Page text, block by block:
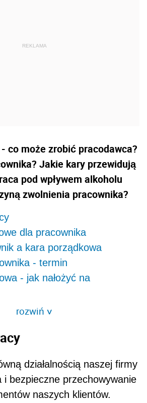
co może zrobić pracodawca?
Jakie kary przewidują
pod wpływem alkoholu
zwolnienia pracownika?
dla pracownika
a kara porządkowa
- termin
- jak nałożyć na
rozwiń>
działalnością naszej firmy
i bezpieczne przechowywanie
naszych klientów.